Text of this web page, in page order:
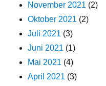
November 2021 (2)
Oktober 2021 (2)
Juli 2021 (3)
Juni 2021 (1)
Mai 2021 (4)
April 2021 (3)